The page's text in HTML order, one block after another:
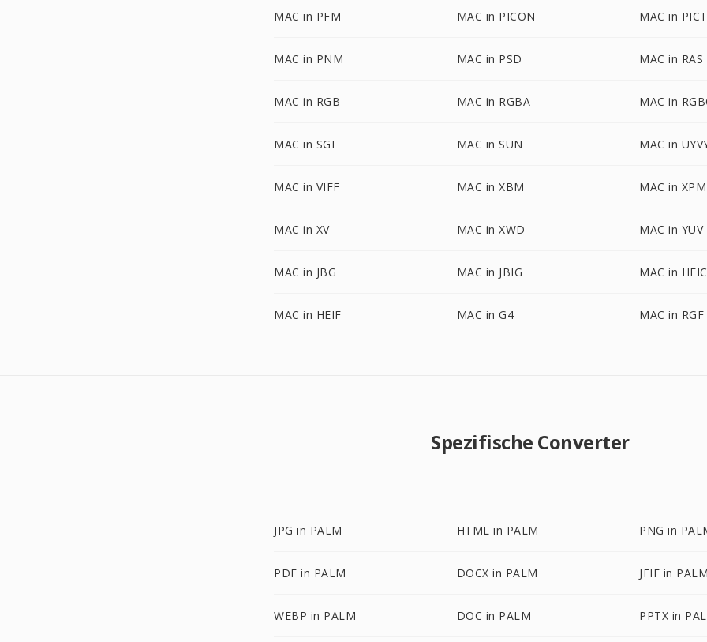
MAC in PFM MAC in PICON MAC in PICT
MAC in PNM MAC in PSD MAC in RAS
MAC in RGB MAC in RGBA MAC in
MAC in SGI MAC in SUN MAC in
MAC in VIFF MAC in XBM MAC in XPM
MAC in XV MAC in XWD MAC in YUV
MAC in JBG MAC in JBIG MAC in HEIC
MAC in HEIF MAC in G4 MAC in RGF
Spezifische Converter
JPG in PALM HTML in PALM PNG in
PDF in PALM DOCX in PALM JFIF in
WEBP in PALM DOC in PALM PPTX in